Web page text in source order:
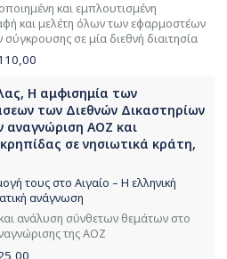
και εμπλουτισμένη
και μελέτη όλων των εφαρμοστέων
σύγκρουσης σε μία διεθνή διαιτησία
Η αμφισημία των
των Διεθνών Δικαστηρίων
αναγνώριση ΑΟΖ και
σε νησιωτικά κράτη,
τους στο Αιγαίο – Η ελληνική
ανάγνωση
ανάλυση σύνθετων θεμάτων στο
της ΑΟΖ